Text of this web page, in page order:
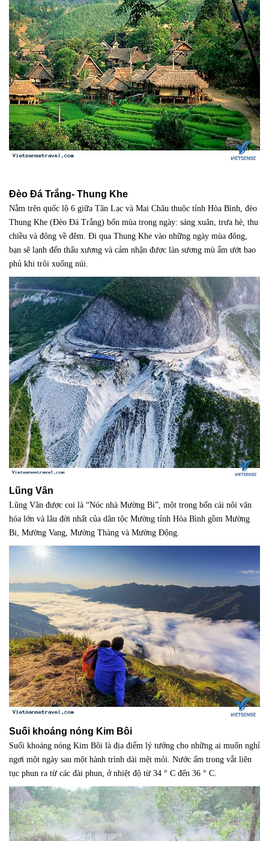
Đèo Đá Trắng- Thung Khe
Nằm trên quốc lộ 6 giữa Tân Lạc và Mai Châu thuộc tỉnh Hòa Bình, đèo
Thung Khe (Đèo Đá Trắng) bốn mùa trong ngày: sáng xuân, trưa hè, thu
chiều và đông về đêm. Đi qua Thung Khe vào những ngày mùa đông,
bạn sẽ lạnh đến thấu xương và cảm nhận được làn sương mù ẩm ướt bao
phủ khi trôi xuống núi.
Lũng Vân
Lũng Vân được coi là “Nóc nhà Mường Bi”, một trong bốn cái nôi văn
hóa lớn và lâu đời nhất của dân tộc Mường tỉnh Hòa Bình gồm Mường
Bi, Mường Vang, Mường Thàng và Mường Động.
Suối khoáng nóng Kim Bôi
Suối khoáng nóng Kim Bôi là địa điểm lý tưởng cho những ai muốn nghỉ
ngơi một ngày sau một hành trình dài mệt mỏi. Nước ấm trong vắt liên
tục phun ra từ các đài phun, ở nhiệt độ từ 34 ° C đến 36 ° C.